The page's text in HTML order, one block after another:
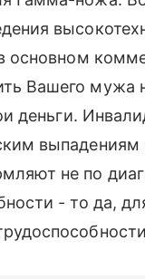
основном
Вашего мужа
деньги.
не по
- то да,